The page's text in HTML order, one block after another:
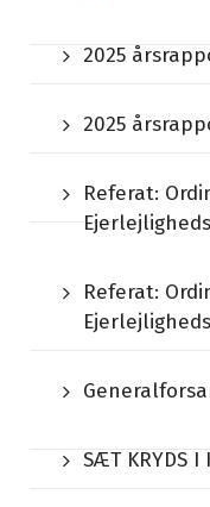
2025
2025
Referat:
Referat:
SÆT KRYDS I